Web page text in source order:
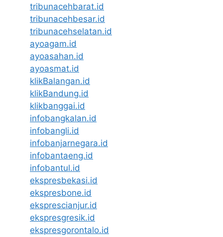
tribunacehbarat.id
tribunacehbesar.id
tribunacehselatan.id
ayoagam.id
ayoasahan.id
ayoasmat.id
klikBalangan.id
klikBandung.id
klikbanggai.id
infobangkalan.id
infobangli.id
infobanjarnegara.id
infobantaeng.id
infobantul.id
ekspresbekasi.id
ekspresbone.id
eksprescianjur.id
ekspresgresik.id
ekspresgorontalo.id